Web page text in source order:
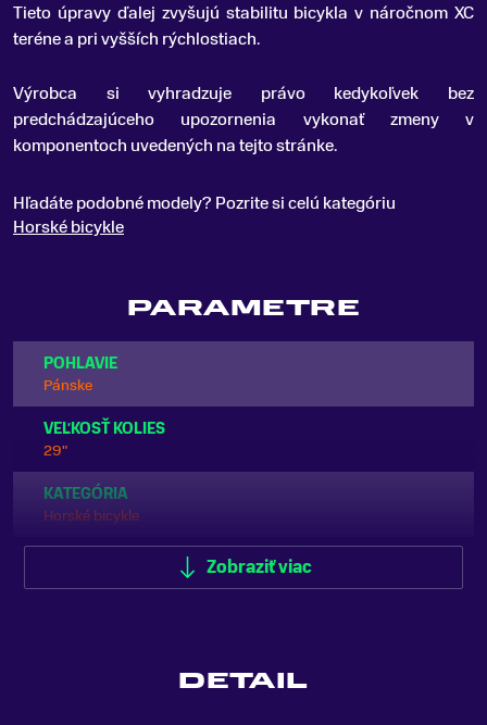
Tieto úpravy ďalej zvyšujú stabilitu bicykla v náročnom XC
teréne a pri vyšších rýchlostiach.
Výrobca si vyhradzuje právo kedykoľvek bez
predchádzajúceho upozornenia vykonať zmeny v
komponentoch uvedených na tejto stránke.
Hľadáte podobné modely? Pozrite si celú kategóriu
Horské bicykle
PARAMETRE
POHLAVIE
Pánske
VEĽKOSŤ KOLIES
29"
KATEGÓRIA
Horské bicykle
Zobraziť viac
DETAIL